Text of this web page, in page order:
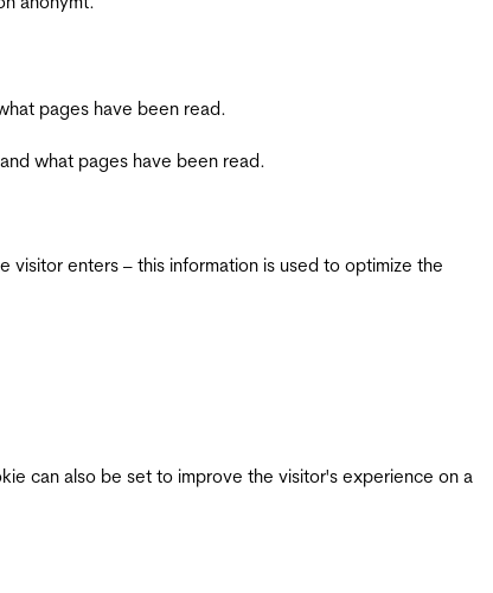
pages have been read.
what pages have been read.
visitor enters – this information is used to optimize the
can also be set to improve the visitor's experience on a